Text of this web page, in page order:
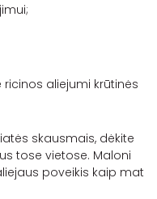
aliejumi krūtinės
skausmais, dėkite
tose vietose. Maloni
poveikis kaip mat